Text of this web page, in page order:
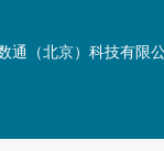
通（北京）科技有